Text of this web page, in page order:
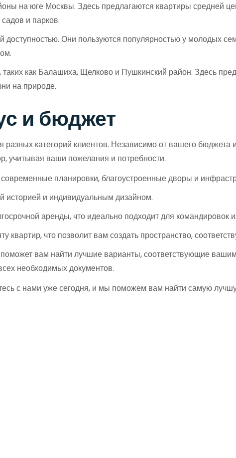
на юге Москвы. Здесь предлагаются квартиры средней
и парков.
Они пользуются популярностью у молодых
как Балашиха, Щелково и Пушкинский район. Здесь
на природе.
и бюджет
категорий клиентов. Независимо от вашего бюджета
учитывая ваши пожелания и потребности.
планировки, благоустроенные дворы и
историей и индивидуальным дизайном.
аренды, что идеально подходит для командировок
квартир, что позволит вам создать пространство,
вам найти лучшие варианты, соответствующие
необходимых документов.
с нами уже сегодня, и мы поможем вам найти самую